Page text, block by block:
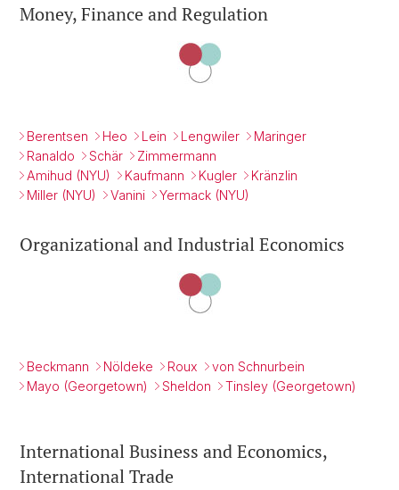
Money, Finance and Regulation
Berentsen Heo Lein Lengwiler
Maringer
Ranaldo
Schär
Zimmermann
Amihud (NYU)
Kaufmann Kugler
Kränzlin
Miller (NYU)
Vanini Yermack (NYU)
Organizational and Industrial Economics
Beckmann Nöldeke Roux
von Schnurbein
Mayo (Georgetown)
Sheldon Tinsley (Georgetown)
International Business and Economics,
International Trade